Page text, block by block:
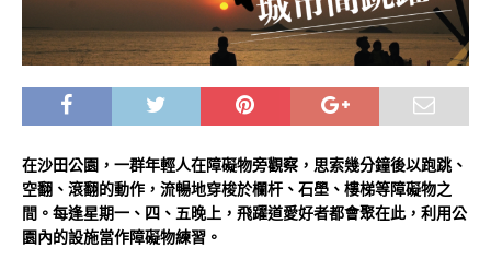
在沙田公園，一群年輕人在障礙物旁觀察，思索幾分鐘後以跑跳、
空翻、滾翻的動作，流暢地穿梭於欄杆、石壆、樓梯等障礙物之
間。每逢星期一、四、五晚上，飛躍道愛好者都會聚在此，利用公
園內的設施當作障礙物練習。